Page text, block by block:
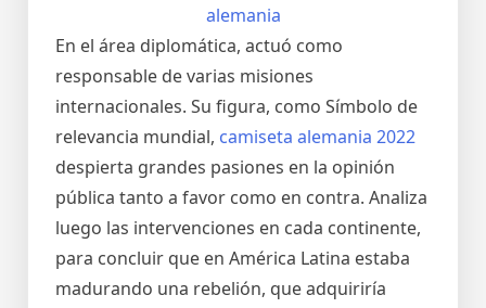
En el área diplomática, actuó como
responsable de varias misiones
internacionales. Su figura, como Símbolo de
relevancia mundial, camiseta alemania 2022
despierta grandes pasiones en la opinión
pública tanto a favor como en contra. Analiza
luego las intervenciones en cada continente,
para concluir que en América Latina estaba
madurando una rebelión, que adquiriría